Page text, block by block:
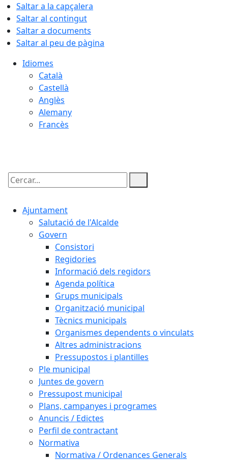
Saltar a la capçalera
Saltar al contingut
Saltar a documents
Saltar al peu de pàgina
Idiomes
Català
Castellà
Anglès
Alemany
Francès
Cercar:
Ajuntament
Salutació de l'Alcalde
Govern
Consistori
Regidories
Informació dels regidors
Agenda política
Grups municipals
Organització municipal
Tècnics municipals
Organismes dependents o vinculats
Altres administracions
Pressupostos i plantilles
Ple municipal
Juntes de govern
Pressupost municipal
Plans, campanyes i programes
Anuncis / Edictes
Perfil de contractant
Normativa
Normativa / Ordenances Generals